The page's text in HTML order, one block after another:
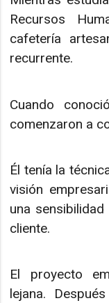
Recursos
cafetería
recurrente.
Cuando
comenzaron a
Él tenía la
visión
una
cliente.
El proyecto
lejana.